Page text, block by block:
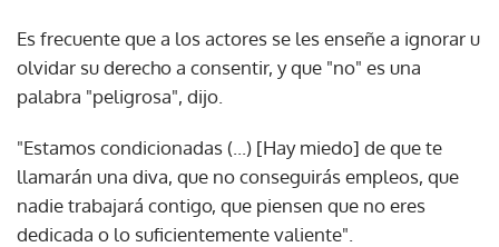
Es frecuente que a los actores se les enseñe a ignorar u
olvidar su derecho a consentir, y que "no" es una
palabra "peligrosa", dijo.
"Estamos condicionadas (...) [Hay miedo] de que te
llamarán una diva, que no conseguirás empleos, que
nadie trabajará contigo, que piensen que no eres
dedicada o lo suficientemente valiente".